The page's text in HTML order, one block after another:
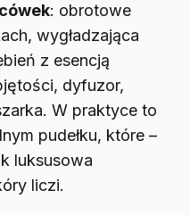
: obrotowe
wygładzająca
z esencją
dyfuzor,
W praktyce to
pudełku, które –
luksusowa
liczi.